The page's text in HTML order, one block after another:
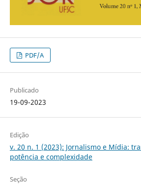
PDF/A
Publicado
19-09-2023
Edição
v. 20 n. 1 (2023): Jornalismo e Mídia:
potência e complexidade
Seção